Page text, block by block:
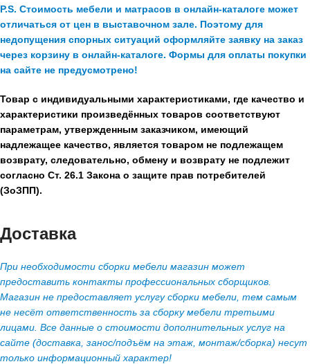
P.S. Стоимость мебели и матрасов в онлайн-каталоге может
отличаться от цен в выставочном зале. Поэтому для
недопущения спорных ситуаций оформляйте заявку на заказ
через корзину в онлайн-каталоге. Формы для оплаты покупки
на сайте не предусмотрено!
Товар с индивидуальными характеристиками, где качество и
характеристики произведённых товаров соответствуют
параметрам, утвержденным заказчиком, имеющий
надлежащее качество, является товаром не подлежащем
возврату, следовательно, обмену и возврату не подлежит
согласно Ст. 26.1 Закона о защите прав потребителей
(ЗоЗПП).
Доставка
При необходимости сборки мебели магазин может
предоставить контакты профессиональных сборщиков.
Магазин не предоставляет услугу сборки мебели, тем самым
не несёт ответственность за сборку мебели третьими
лицами. Все данные о стоимости дополнительных услуг на
сайте (доставка, занос/подъём на этаж, монтаж/сборка) несут
только информационный характер!